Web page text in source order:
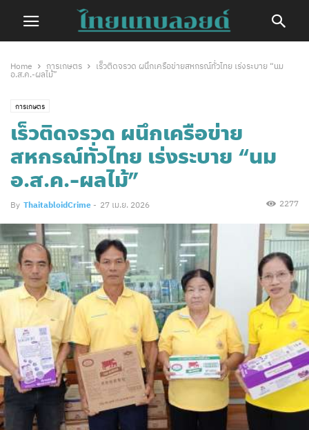
Home การเกษตร
เร็วติดจรวด ผนึกเครือข่ายสหกรณ์ทั่วไทย เร่งระบาย “นม
อ.ส.ค.-ผลไม้”
การเกษตร
เร็วติดจรวด ผนึกเครือข่าย
สหกรณ์ทั่วไทย เร่งระบาย “นม
อ.ส.ค.-ผลไม้”
By ThaitabloidCrime - 27 เม.ย. 2026 2277